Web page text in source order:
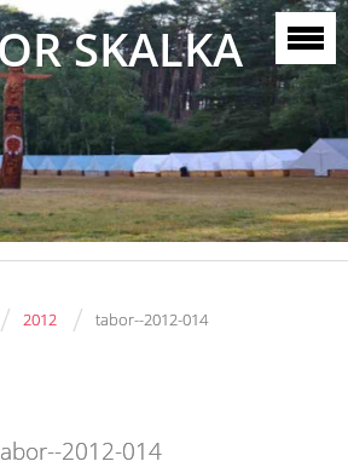
SKALKA
/ 2012 / tabor--2012-014
2012-014